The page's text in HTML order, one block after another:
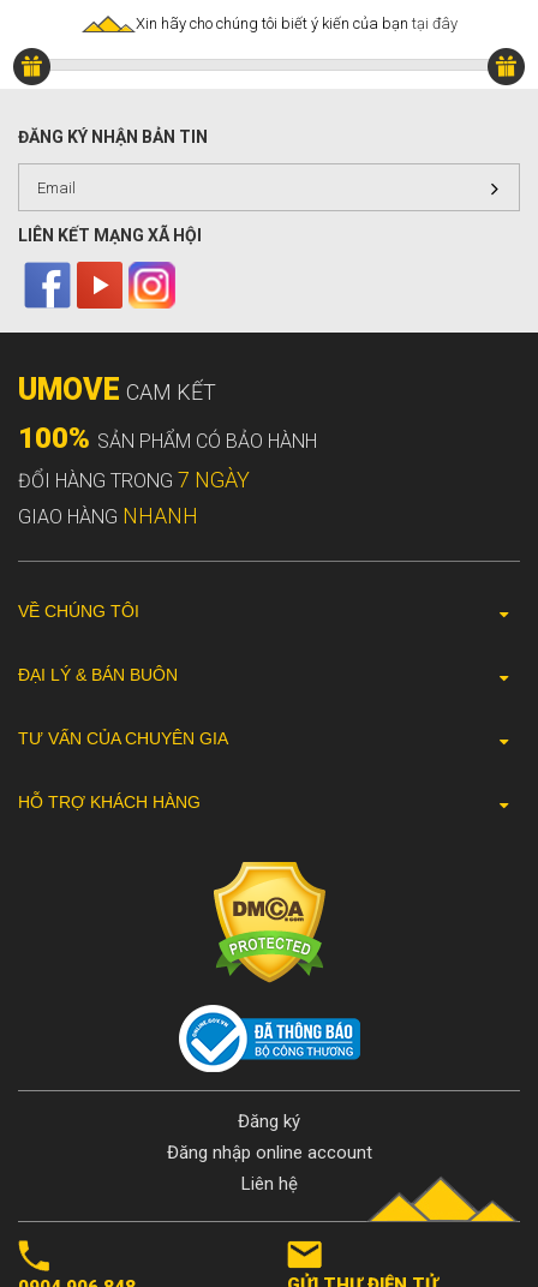
Xin hãy cho chúng tôi biết ý kiến của bạn tại đây
ĐĂNG KÝ NHẬN BẢN TIN
LIÊN KẾT MẠNG XÃ HỘI
UMOVE CAM KẾT
100% SẢN PHẨM CÓ BẢO HÀNH
ĐỔI HÀNG TRONG 7 NGÀY
GIAO HÀNG NHANH
VỀ CHÚNG TÔI
ĐẠI LÝ & BÁN BUÔN
TƯ VẤN CỦA CHUYÊN GIA
HỖ TRỢ KHÁCH HÀNG
Đăng ký
Đăng nhập online account
Liên hệ